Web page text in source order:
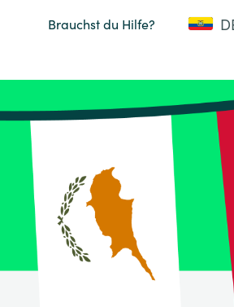
Brauchst du Hilfe?